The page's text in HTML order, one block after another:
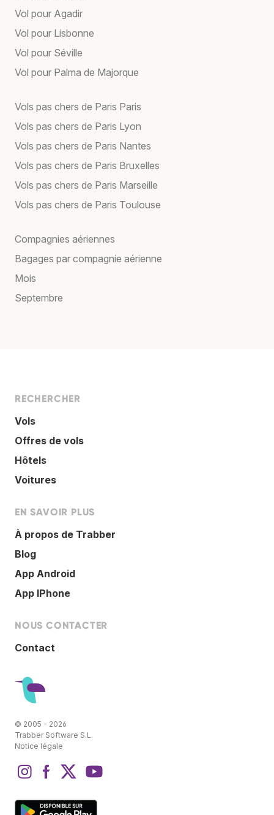
Vol pour Agadir
Vol pour Lisbonne
Vol pour Séville
Vol pour Palma de Majorque
Vols pas chers de Paris Paris
Vols pas chers de Paris Lyon
Vols pas chers de Paris Nantes
Vols pas chers de Paris Bruxelles
Vols pas chers de Paris Marseille
Vols pas chers de Paris Toulouse
Compagnies aériennes
Bagages par compagnie aérienne
Mois
Septembre
RECHERCHER
Vols
Offres de vols
Hôtels
Voitures
EN SAVOIR PLUS
À propos de Trabber
Blog
App Android
App IPhone
NOUS CONTACTER
Contact
© 2005 - 2026
Trabber Software S.L.
Notice légale